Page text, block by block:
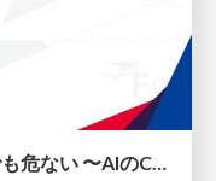
型も通る、synthも通る、それでも危ない 〜AIのCDKの権限とコストを機械で検証する〜 / It Passes Type Checks, It Passes Synth Checks, but It’s Still Risky — Automatically Verifying Permissions and Costs in AI’s CDK —